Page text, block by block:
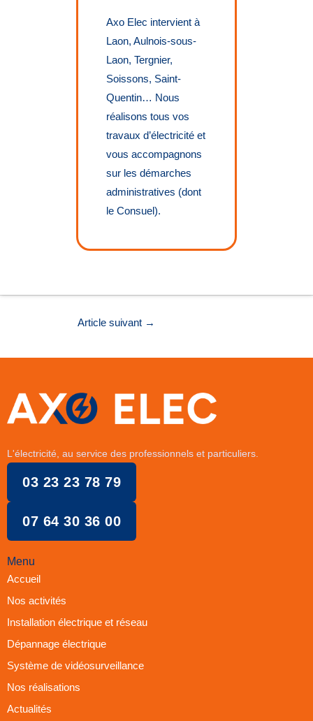
Axo Elec intervient à
Laon, Aulnois-sous-
Laon, Tergnier,
Soissons, Saint-
Quentin… Nous
réalisons tous vos
travaux d’électricité et
vous accompagnons
sur les démarches
administratives (dont
le Consuel).
Article suivant →
L'électricité, au service des professionnels et particuliers.
03 23 23 78 79
07 64 30 36 00
Menu
Accueil
Nos activités
Installation électrique et réseau
Dépannage électrique
Système de vidéosurveillance
Nos réalisations
Actualités